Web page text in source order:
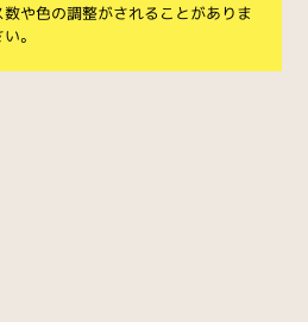
や色の調整がされることがありま
。